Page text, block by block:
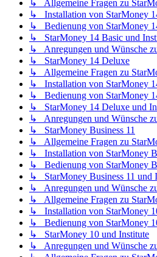
↳ Allgemeine Fragen zu
↳ Installation von StarMoney
↳ Bedienung von StarMoney
↳ StarMoney 14 Basic und
↳ Anregungen und Wünsche
↳ StarMoney 14 Deluxe
↳ Allgemeine Fragen zu
↳ Installation von StarMoney
↳ Bedienung von StarMoney
↳ StarMoney 14 Deluxe und
↳ Anregungen und Wünsche
↳ StarMoney Business 11
↳ Allgemeine Fragen zu
↳ Installation von StarMoney
↳ Bedienung von StarMoney
↳ StarMoney Business 11 und
↳ Anregungen und Wünsche
↳ Allgemeine Fragen zu
↳ Installation von StarMoney
↳ Bedienung von StarMoney
↳ StarMoney 10 und Institute
↳ Anregungen und Wünsche